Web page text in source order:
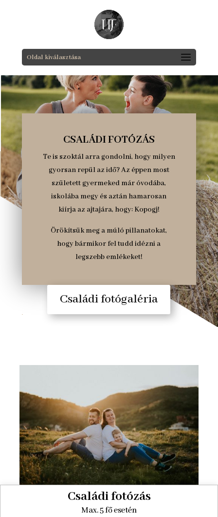
Oldal kiválasztása
CSALÁDI FOTÓZÁS
Te is szoktál arra gondolni, hogy milyen
gyorsan repül az idő? Az éppen most
született gyermeked már óvodába,
iskolába megy és aztán hamarosan
kiírja az ajtajára, hogy: Kopogj!
Örökítsük meg a múló pillanatokat,
hogy bármikor fel tudd idézni a
legszebb emlékeket!
Családi fotógaléria
Családi fotózás
Max. 5 fő esetén